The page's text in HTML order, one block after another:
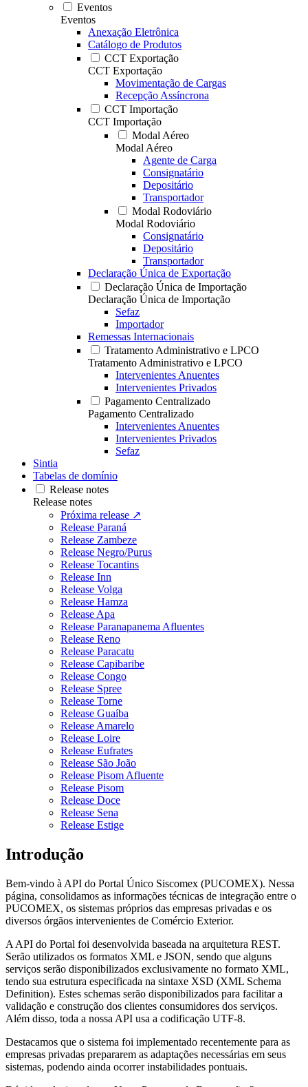
Eventos
Eventos
Anexação Eletrônica
Catálogo de Produtos
CCT Exportação
CCT Exportação
Movimentação de Cargas
Recepção Assíncrona
CCT Importação
CCT Importação
Modal Aéreo
Modal Aéreo
Agente de Carga
Consignatário
Depositário
Transportador
Modal Rodoviário
Modal Rodoviário
Consignatário
Depositário
Transportador
Declaração Única de Exportação
Declaração Única de Importação
Declaração Única de Importação
Sefaz
Importador
Remessas Internacionais
Tratamento Administrativo e LPCO
Tratamento Administrativo e LPCO
Intervenientes Anuentes
Intervenientes Privados
Pagamento Centralizado
Pagamento Centralizado
Intervenientes Anuentes
Intervenientes Privados
Sefaz
Sintia
Tabelas de domínio
Release notes
Release notes
Próxima release ↗
Release Paraná
Release Zambeze
Release Negro/Purus
Release Tocantins
Release Inn
Release Volga
Release Hamza
Release Apa
Release Paranapanema Afluentes
Release Reno
Release Paracatu
Release Capibaribe
Release Congo
Release Spree
Release Torne
Release Guaíba
Release Amarelo
Release Loire
Release Eufrates
Release São João
Release Pisom Afluente
Release Pisom
Release Doce
Release Sena
Release Estige
Introdução
Bem-vindo à API do Portal Único Siscomex (PUCOMEX). Nessa
página, consolidamos as informações técnicas de integração entre o
PUCOMEX, os sistemas próprios das empresas privadas e os
diversos órgãos intervenientes de Comércio Exterior.
A API do Portal foi desenvolvida baseada na arquitetura REST.
Serão utilizados os formatos XML e JSON, sendo que alguns
serviços serão disponibilizados exclusivamente no formato XML,
tendo sua estrutura especificada na sintaxe XSD (XML Schema
Definition). Estes schemas serão disponibilizados para facilitar a
validação e construção dos clientes consumidores dos serviços.
Além disso, toda a nossa API usa a codificação UTF-8.
Destacamos que o sistema foi implementado recentemente para as
empresas privadas prepararem as adaptações necessárias em seus
sistemas, podendo ainda ocorrer instabilidades pontuais.